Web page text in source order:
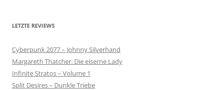
LETZTE REVIEWS
Cyberpunk 2077 – Johnny Silverhand
Margareth Thatcher: Die eiserne Lady
Infinite Stratos – Volume 1
Split Desires – Dunkle Triebe